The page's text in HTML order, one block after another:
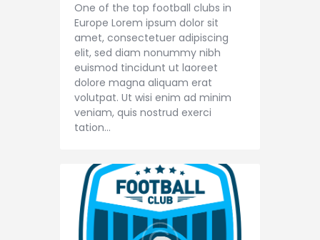
One of the top football clubs in
Europe Lorem ipsum dolor sit
amet, consectetuer adipiscing
elit, sed diam nonummy nibh
euismod tincidunt ut laoreet
dolore magna aliquam erat
volutpat. Ut wisi enim ad minim
veniam, quis nostrud exerci
tation…